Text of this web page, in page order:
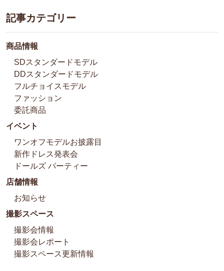
記事カテゴリー
商品情報
SDスタンダードモデル
DDスタンダードモデル
フルチョイスモデル
ファッション
委託商品
イベント
ワンオフモデルお披露目
新作ドレス発表会
ドールズ パーティー
店舗情報
お知らせ
撮影スペース
撮影会情報
撮影会レポート
撮影スペース更新情報